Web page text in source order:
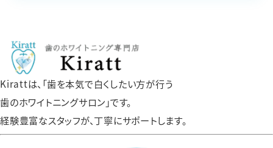
Kirattは、「歯を本気で白くしたい方が行う
歯のホワイトニングサロン」です。
経験豊富なスタッフが、丁寧にサポートします。